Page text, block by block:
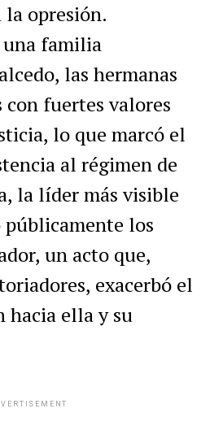
opresión.
una familia
las hermanas
con fuertes valores
lo que marcó el
al régimen de
la líder más visible
los
un acto que,
exacerbó el
hacia ella y su